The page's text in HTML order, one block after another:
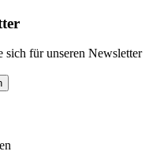
sich für unseren Newsletter